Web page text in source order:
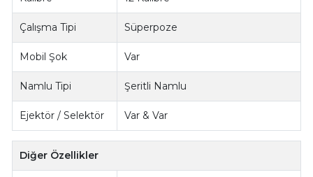
Çalışma Tipi Süperpoze
Mobil Şok Var
Namlu Tipi Şeritli Namlu
Ejektör / Selektör Var & Var
Diğer Özellikler